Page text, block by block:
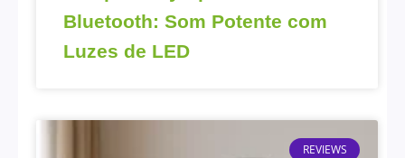
Bluetooth: Som Potente com
Luzes de LED
REVIEWS